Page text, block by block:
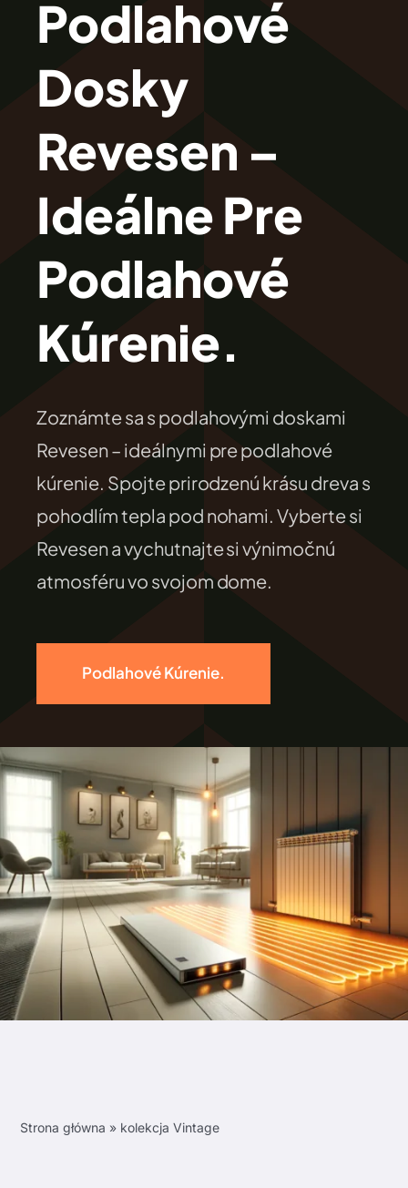
Revesen
Kolekcie
Trieda Podláh
Záštitu
Cennik
Galéria
FILEXO
Kontakt
Podlahové
Dosky
Revesen –
Ideálne Pre
Podlahové
Kúrenie.
Zoznámte sa s podlahovými doskami
Revesen – ideálnymi pre podlahové
kúrenie. Spojte prirodzenú krásu dreva s
pohodlím tepla pod nohami. Vyberte si
Revesen a vychutnajte si výnimočnú
atmosféru vo svojom dome.
Podlahové Kúrenie.
Strona główna » kolekcja Vintage